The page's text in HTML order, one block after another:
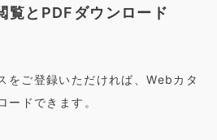
覧とPDFダウンロード
をご登録いただければ、Webカタ
ードできます。